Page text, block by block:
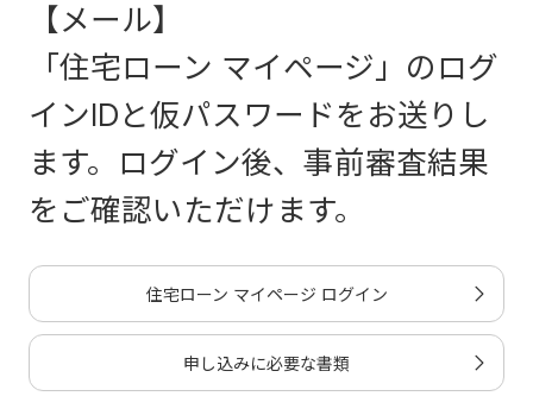
【メール】
「住宅ローン マイページ」のログ
インIDと仮パスワードをお送りし
ます。ログイン後、事前審査結果
をご確認いただけます。
住宅ローン マイページ ログイン
申し込みに必要な書類